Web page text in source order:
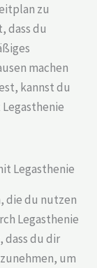
zu
dass du
machen
kannst du
Legasthenie
die du nutzen
Legasthenie
dass du dir
um